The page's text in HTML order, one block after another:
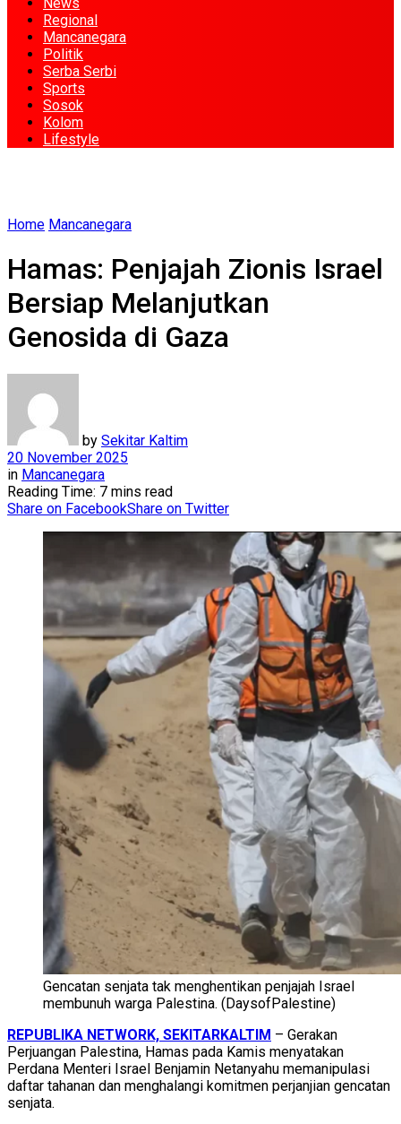
Regional
Mancanegara
Politik
Serba Serbi
Sports
Sosok
Kolom
Lifestyle
Home Mancanegara
Hamas: Penjajah Zionis Israel
Bersiap Melanjutkan
Genosida di Gaza
by Sekitar Kaltim
20 November 2025
in Mancanegara
Reading Time: 7 mins read
Share on FacebookShare on Twitter
Gencatan senjata tak menghentikan penjajah Israel
membunuh warga Palestina. (DaysofPalestine)
REPUBLIKA NETWORK, SEKITARKALTIM – Gerakan
Perjuangan Palestina, Hamas pada Kamis menyatakan
Perdana Menteri Israel Benjamin Netanyahu memanipulasi
daftar tahanan dan menghalangi komitmen perjanjian gencatan
senjata.